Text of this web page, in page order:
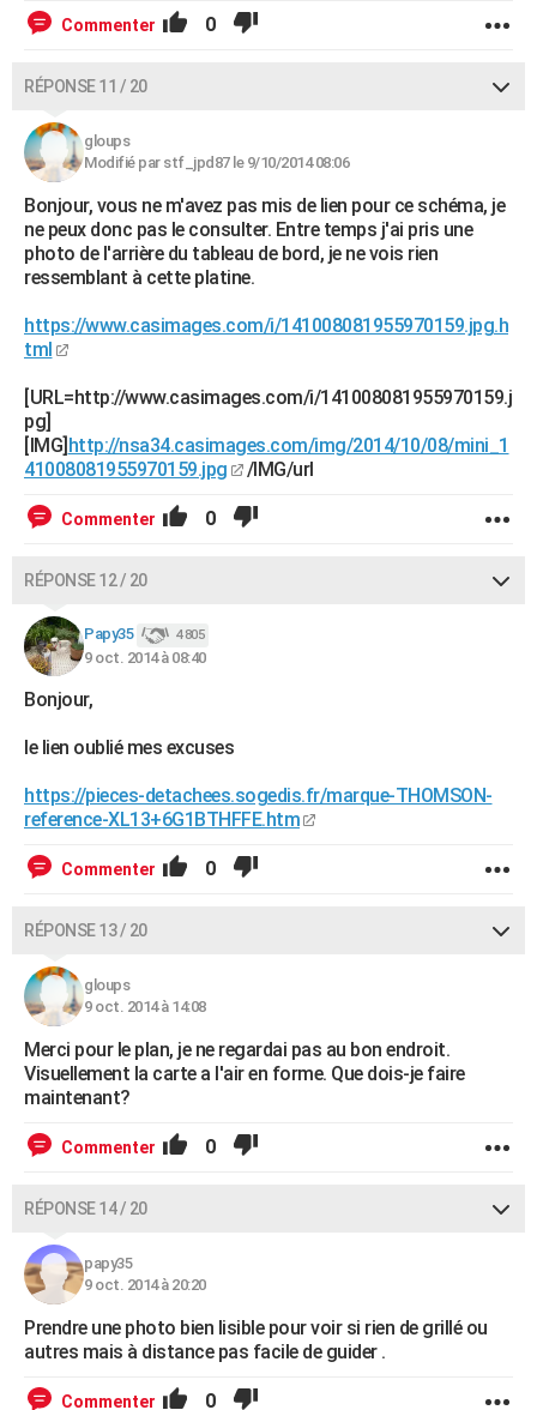
Commenter 0
RÉPONSE 11 / 20
gloups
Modifié par stf_jpd87 le 9/10/2014 08:06
Bonjour, vous ne m'avez pas mis de lien pour ce schéma, je
ne peux donc pas le consulter. Entre temps j'ai pris une
photo de l'arrière du tableau de bord, je ne vois rien
ressemblant à cette platine.
https://www.casimages.com/i/141008081955970159.jpg.h
tml
[URL=http://www.casimages.com/i/141008081955970159.j
pg]
[IMG] http://nsa34.casimages.com/img/2014/10/08/mini_1
41008081955970159.jpg
/IMG/url
Commenter 0
RÉPONSE 12 / 20
Papy35 4 805
9 oct. 2014 à 08:40
Bonjour,
le lien oublié mes excuses
https://pieces-detachees.sogedis.fr/marque-THOMSON-
reference-XL13+6G1BTHFFE.htm
Commenter 0
RÉPONSE 13 / 20
gloups
9 oct. 2014 à 14:08
Merci pour le plan, je ne regardai pas au bon endroit.
Visuellement la carte a l'air en forme. Que dois-je faire
maintenant?
Commenter 0
RÉPONSE 14 / 20
papy35
9 oct. 2014 à 20:20
Prendre une photo bien lisible pour voir si rien de grillé ou
autres mais à distance pas facile de guider .
Commenter 0